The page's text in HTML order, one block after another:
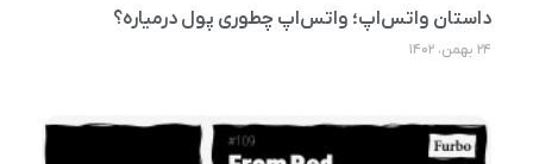
داستان واتس‌اپ؛ واتس‌اپ چطوری پول درمیاره؟
۲۴ بهمن، ۱۴۰۲